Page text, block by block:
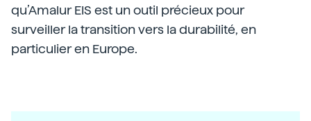
qu’Amalur EIS est un outil précieux pour
surveiller la transition vers la durabilité, en
particulier en Europe.